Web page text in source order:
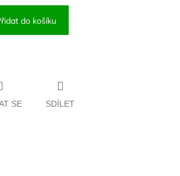
do košíku
SE SDÍLET